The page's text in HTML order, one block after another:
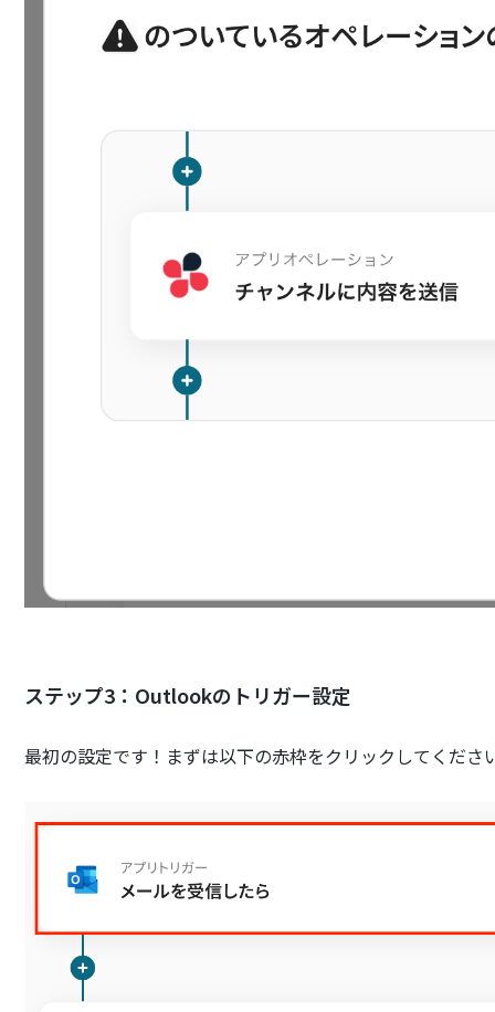
ステップ3：Outlookのトリガー設定
最初の設定です！まずは以下の赤枠をクリックしてくださ